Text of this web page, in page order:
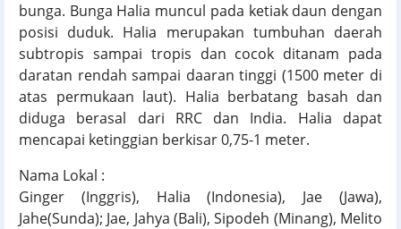
bunga. Bunga Halia muncul pada ketiak daun dengan
posisi duduk. Halia merupakan tumbuhan daerah
subtropis sampai tropis dan cocok ditanam pada
daratan rendah sampai daaran tinggi (1500 meter di
atas permukaan laut). Halia berbatang basah dan
diduga berasal dari RRC dan India. Halia dapat
mencapai ketinggian berkisar 0,75-1 meter.
Nama Lokal :
Ginger (Inggris), Halia (Indonesia), Jae (Jawa),
Jahe(Sunda); Jae, Jahya (Bali), Sipodeh (Minang), Melito